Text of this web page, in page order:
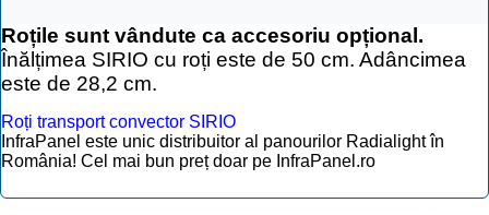
Roțile sunt vândute ca accesoriu opțional.
Înălțimea SIRIO cu roți este de 50 cm. Adâncimea
este de 28,2 cm.
Roți transport convector SIRIO
InfraPanel este unic distribuitor al panourilor Radialightîn
România! Cel mai bun preț doar pe InfraPanel.ro